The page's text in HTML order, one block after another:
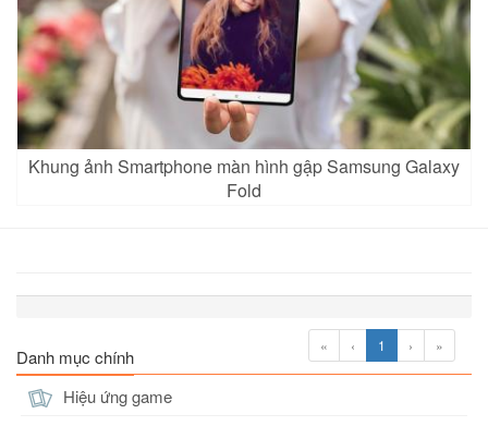
Khung ảnh Smartphone màn hình gập Samsung Galaxy
Fold
« ‹ 1 › »
Danh mục chính
Hiệu ứng game